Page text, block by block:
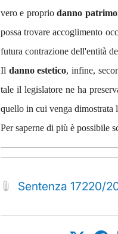
vero e propriodanno
possa trovare accoglimento
futura contrazione dell'entità
Il danno estetico, infine,
tale il legislatore ne ha
quello in cui venga dimostrata
Per saperne di più è possibile
Sentenza 17220/